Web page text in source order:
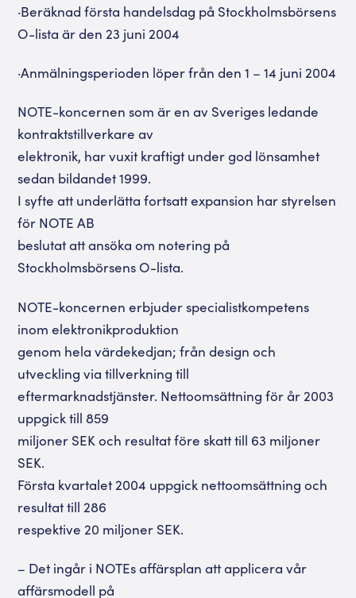
·Beräknad första handelsdag på Stockholmsbörsens
O-lista är den 23 juni 2004
·Anmälningsperioden löper från den 1 – 14 juni 2004
NOTE-koncernen som är en av Sveriges ledande
kontraktstillverkare av
elektronik, har vuxit kraftigt under god lönsamhet
sedan bildandet 1999.
I syfte att underlätta fortsatt expansion har styrelsen
för NOTE AB
beslutat att ansöka om notering på
Stockholmsbörsens O-lista.
NOTE-koncernen erbjuder specialistkompetens
inom elektronikproduktion
genom hela värdekedjan; från design och
utveckling via tillverkning till
eftermarknadstjänster. Nettoomsättning för år 2003
uppgick till 859
miljoner SEK och resultat före skatt till 63 miljoner
SEK.
Första kvartalet 2004 uppgick nettoomsättning och
resultat till 286
respektive 20 miljoner SEK.
– Det ingår i NOTEs affärsplan att applicera vår
affärsmodell på